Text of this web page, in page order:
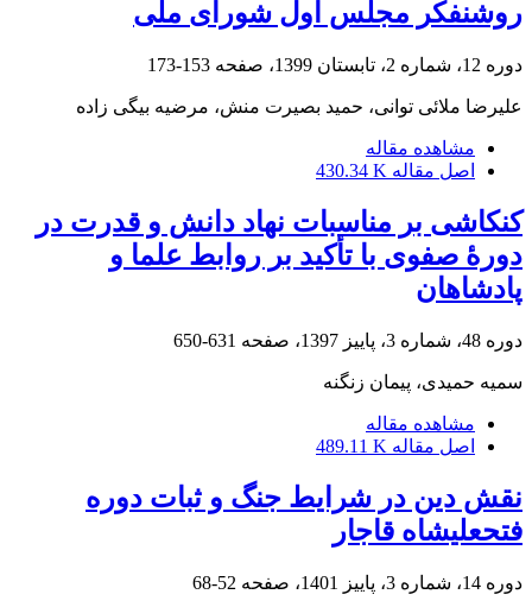
روشنفکر مجلس اول شورای ملی
دوره 12، شماره 2، تابستان 1399، صفحه 153-173
علیرضا ملائی توانی، حمید بصیرت منش، مرضیه بیگی زاده
مشاهده مقاله
اصل مقاله 430.34 K
کنکاشی بر مناسبات نهاد دانش و قدرت در
دورۀ صفوی با تأکید بر روابط علما و
پادشاهان
دوره 48، شماره 3، پاییز 1397، صفحه 631-650
سمیه حمیدی، پیمان زنگنه
مشاهده مقاله
اصل مقاله 489.11 K
نقش دین در شرایط جنگ و ثبات دوره
فتحعلیشاه قاجار
دوره 14، شماره 3، پاییز 1401، صفحه 52-68